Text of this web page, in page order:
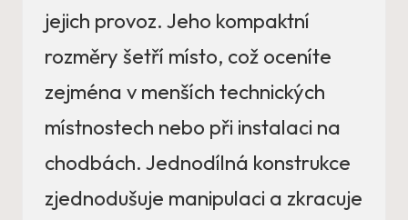
jejich provoz. Jeho kompaktní
rozměry šetří místo, což oceníte
zejména v menších technických
místnostech nebo při instalaci na
chodbách. Jednodílná konstrukce
zjednodušuje manipulaci a zkracuje